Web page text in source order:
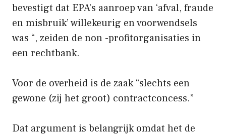
bevestigt dat EPA’s aanroep van ‘afval, fraude
en misbruik’ willekeurig en voorwendsels
was “, zeiden de non -profitorganisaties in
een rechtbank.
Voor de overheid is de zaak “slechts een
gewone (zij het groot) contractconcess.”
Dat argument is belangrijk omdat het de